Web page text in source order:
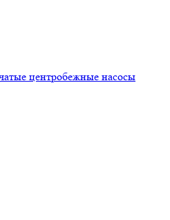
центробежные насосы